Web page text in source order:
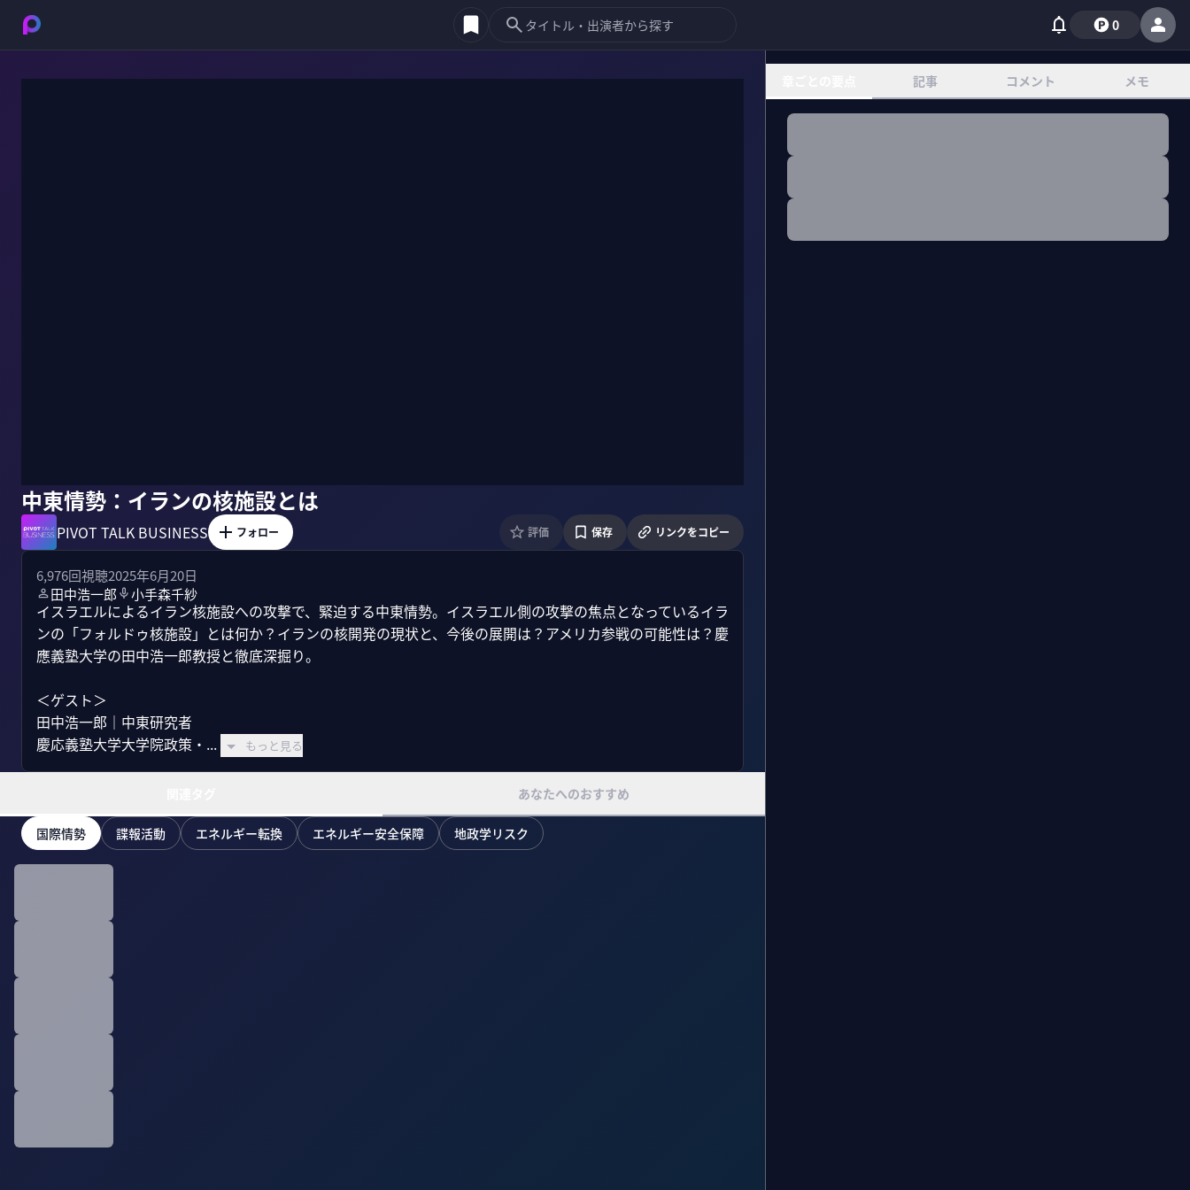
0
中東情勢：イランの核施設とは
PIVOT TALK BUSINESS フォロー 評価 保存 リンクをコピー
6,976回視聴2025年6月20日
田中浩一郎
小手森千紗
イスラエルによるイラン核施設への攻撃で、緊迫する中東情勢。イスラエル側の攻撃の焦点となっているイラ
ンの「フォルドゥ核施設」とは何か？イランの核開発の現状と、今後の展開は？アメリカ参戦の可能性は？慶
應義塾大学の田中浩一郎教授と徹底深掘り。
＜ゲスト＞
田中浩一郎｜中東研究者
慶応義塾大学大学院政策・...
もっと見る
あなたへのおすすめ
国際情勢 諜報活動 エネルギー転換 エネルギー安全保障 地政学リスク
記事 コメント メモ